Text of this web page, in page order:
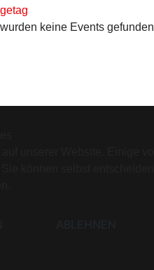
keine Events gefunden